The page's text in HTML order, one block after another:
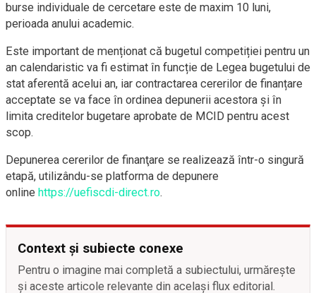
burse individuale de cercetare este de maxim 10 luni,
perioada anului academic.
Este important de menționat că bugetul competiției pentru un
an calendaristic va fi estimat în funcție de Legea bugetului de
stat aferentă acelui an, iar contractarea cererilor de finanțare
acceptate se va face în ordinea depunerii acestora și în
limita creditelor bugetare aprobate de MCID pentru acest
scop.
Depunerea cererilor de finanţare se realizează într-o singură
etapă, utilizându-se platforma de depunere
online https://uefiscdi-direct.ro.
Context și subiecte conexe
Pentru o imagine mai completă a subiectului, urmărește
și aceste articole relevante din același flux editorial.